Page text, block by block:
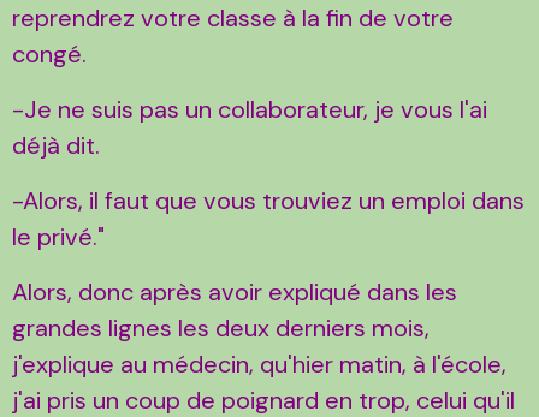
reprendrez votre classe à la fin de votre
congé.
-Je ne suis pas un collaborateur, je vous l'ai
déjà dit.
-Alors, il faut que vous trouviez un emploi dans
le privé."
Alors, donc après avoir expliqué dans les
grandes lignes les deux derniers mois,
j'explique au médecin, qu'hier matin, à l'école,
j'ai pris un coup de poignard en trop, celui qu'il